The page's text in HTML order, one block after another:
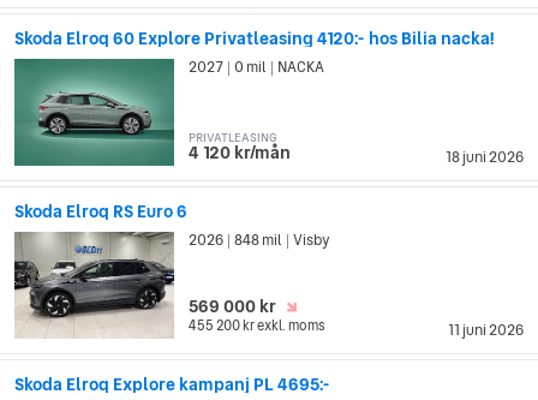
Skoda Elroq 60 Explore Privatleasing 4120:- hos Bilia nacka!
18 juni 2026
2027 0 mil NACKA
PRIVATLEASING
4 120 kr/mån
Skoda Elroq RS Euro 6
11 juni 2026
2026 848 mil Visby
569 000 kr
455 200 krexkl. moms
Skoda Elroq Explore kampanj PL 4695:-